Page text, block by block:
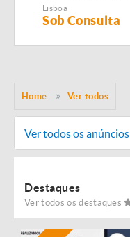
Remodelação de
imóveis!
Lisboa
Sob Consulta
Home Ver todos
Ver todos os anúncios
Destaques
Ver todos os destaques